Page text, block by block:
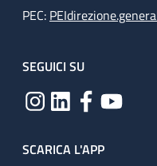
PEC:
SEGUICI SU
SCARICA L'APP